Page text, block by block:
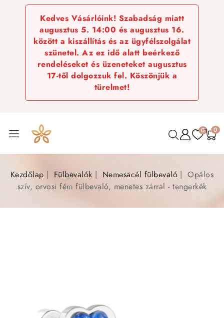
Kedves Vásárlóink! Szabadság miatt
augusztus 5. 14:00 és augusztus 16.
között a kiszállítás és az ügyfélszolgálat
szünetel. Az ez idő alatt beérkező
rendeléseket és üzeneteket augusztus
17-től dolgozzuk fel. Köszönjük a
türelmet!
0 0
Kezdőlap Fülbevalók Nemesacél fülbevaló
Opálos
szív, orvosi fém fülbevaló, menetes zárral - tengerkék